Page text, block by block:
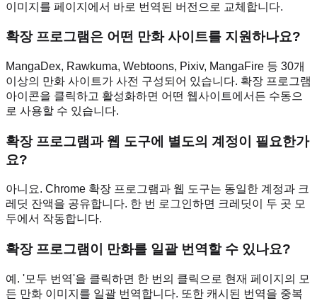
이미지를 페이지에서 바로 번역된 버전으로 교체합니다.
확장 프로그램은 어떤 만화 사이트를 지원하나요?
MangaDex, Rawkuma, Webtoons, Pixiv, MangaFire 등 30개
이상의 만화 사이트가 사전 구성되어 있습니다. 확장 프로그램
아이콘을 클릭하고 활성화하면 어떤 웹사이트에서든 수동으
로 사용할 수 있습니다.
확장 프로그램과 웹 도구에 별도의 계정이 필요한가
요?
아니요. Chrome 확장 프로그램과 웹 도구는 동일한 계정과 크
레딧 잔액을 공유합니다. 한 번 로그인하면 크레딧이 두 곳 모
두에서 작동합니다.
확장 프로그램이 만화를 일괄 번역할 수 있나요?
예. '모두 번역'을 클릭하면 한 번의 클릭으로 현재 페이지의 모
든 만화 이미지를 일괄 번역합니다. 또한 캐시된 번역을 중복